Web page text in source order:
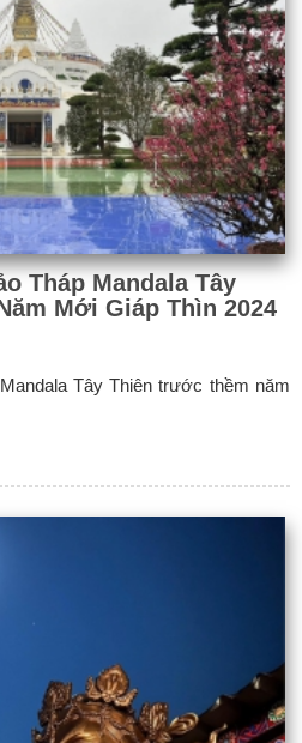
Tháp Mandala Tây
Mới Giáp Thìn 2024
Tây Thiên trước thềm năm